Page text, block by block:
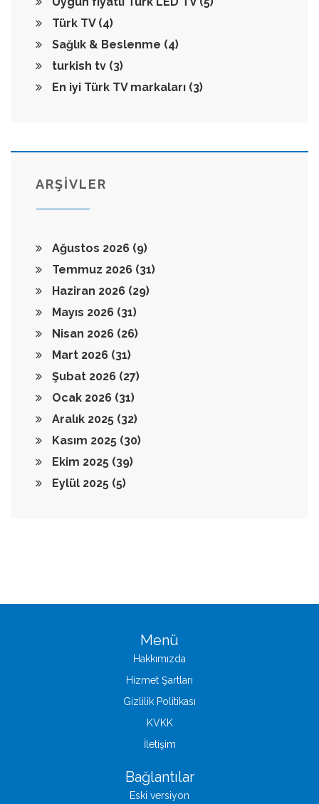
Türk TV (4)
Sağlık & Beslenme (4)
turkish tv (3)
En iyi Türk TV markaları (3)
ARŞİVLER
Ağustos 2026 (9)
Temmuz 2026 (31)
Haziran 2026 (29)
Mayıs 2026 (31)
Nisan 2026 (26)
Mart 2026 (31)
Şubat 2026 (27)
Ocak 2026 (31)
Aralık 2025 (32)
Kasım 2025 (30)
Ekim 2025 (39)
Eylül 2025 (5)
Menü
Hakkımızda
Hizmet Şartları
Gizlilik Politikası
KVKK
İletişim
Bağlantılar
Eski versiyon